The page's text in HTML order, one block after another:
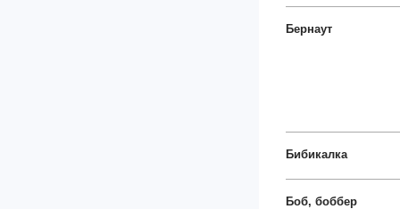
Бернаут
Бибикалка
Боб, боббер